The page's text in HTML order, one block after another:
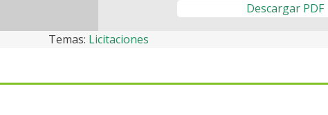
Descargar PDF
Temas: Licitaciones